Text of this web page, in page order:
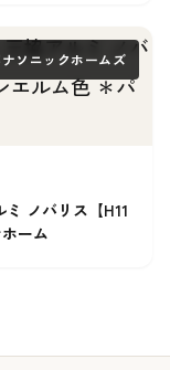
ソニックホームズ
ノバリス【H11
ーム